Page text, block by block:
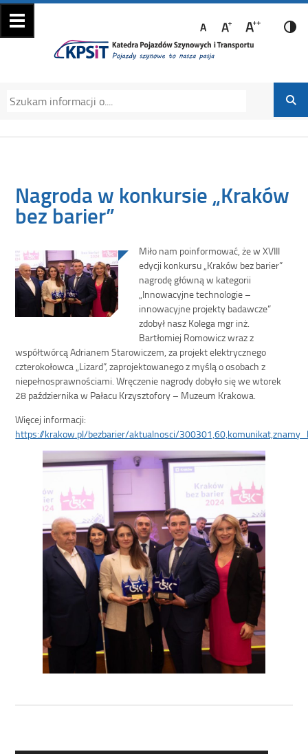
Katedra Pojazdów
Szynowych i
Transportu
Katedra Pojazdów Szynowych i Transportu
Politechniki Krakowskiej na Wydziale
Mechanicznym
Nagroda w konkursie „Kraków
bez barier”
Miło nam poinformować, że w XVIII
edycji konkursu „Kraków bez barier”
nagrodę główną w kategorii
„Innowacyjne technologie –
innowacyjne projekty badawcze”
zdobył nasz Kolega mgr inż.
Bartłomiej Romowicz wraz z
współtwórcą Adrianem Starowiczem, za projekt elektrycznego
czterokołowca „Lizard”, zaprojektowanego z myślą o osobach z
niepełnosprawnościami. Wręczenie nagrody dobyło się we wtorek
28 października w Pałacu Krzysztofory – Muzeum Krakowa.
Więcej informacji:
https://krakow.pl/bezbarier/aktualnosci/